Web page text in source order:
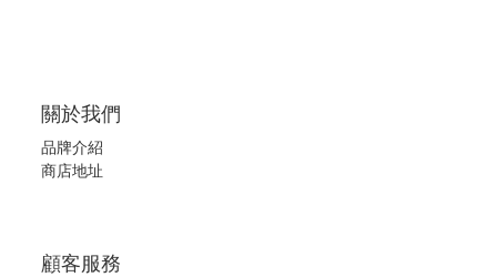
關於我們
品牌介紹
商店地址
顧客服務